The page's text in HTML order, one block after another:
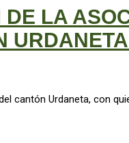
LA
cantón Urdaneta, con